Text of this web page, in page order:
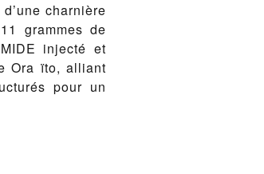
charnière
grammes de
injecté et
Ora ïto, alliant
pour un